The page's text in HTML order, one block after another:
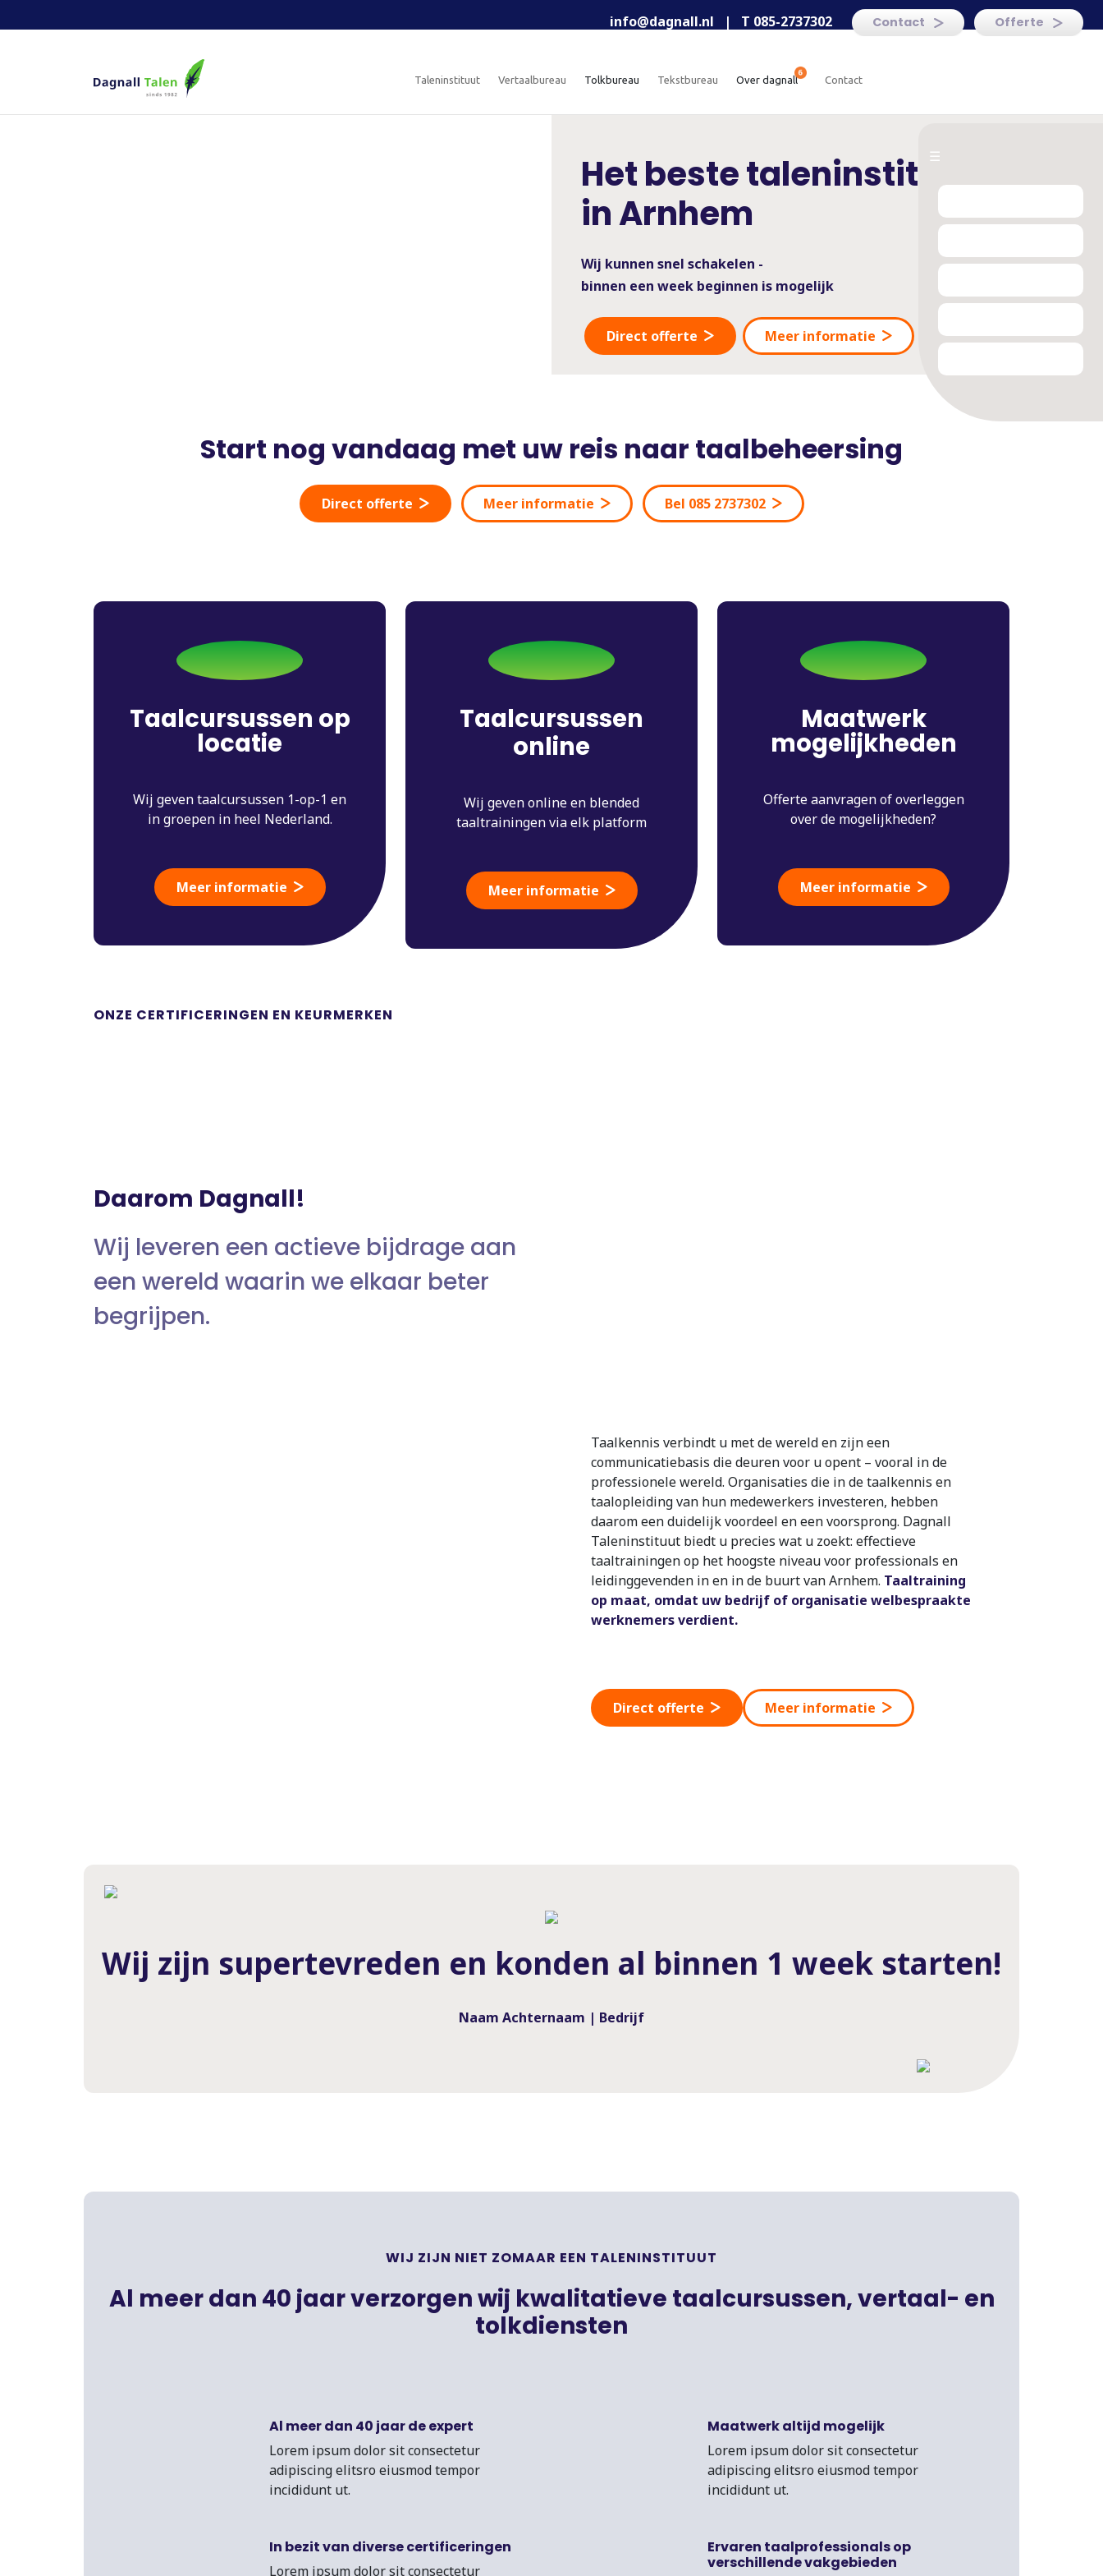
info@dagnall.nl | T 085-2737302 Contact Offerte
taleninstituut vertaalbureau tolkbureau tekstbureau over dagnall contact
Het beste taleninstituut
in Arnhem
Wij kunnen snel schakelen -
binnen een week beginnen is mogelijk
Direct offerte Meer informatie
Start nog vandaag met uw reis naar taalbeheersing
Direct offerte Meer informatie Bel 085 2737302
Taalcursussen op
locatie
Wij geven taalcursussen 1-op-1 en
in groepen in heel Nederland.
Meer informatie
Taalcursussen
online
Wij geven online en blended
taaltrainingen via elk platform
Meer informatie
Maatwerk
mogelijkheden
Offerte aanvragen of overleggen
over de mogelijkheden?
Meer informatie
ONZE CERTIFICERINGEN EN KEURMERKEN
Daarom Dagnall!
Wij leveren een actieve bijdrage aan
een wereld waarin we elkaar beter
begrijpen.
Taalkennis verbindt u met de wereld en zijn een
communicatiebasis die deuren voor u opent – vooral in de
professionele wereld. Organisaties die in de taalkennis en
taalopleiding van hun medewerkers investeren, hebben
daarom een duidelijk voordeel en een voorsprong. Dagnall
Taleninstituut biedt u precies wat u zoekt: effectieve
taaltrainingen op het hoogste niveau voor professionals en
leidinggevenden in en in de buurt van Arnhem. Taaltraining
op maat, omdat uw bedrijf of organisatie welbespraakte
werknemers verdient.
Direct offerte Meer informatie
Wij zijn supertevreden en konden al binnen 1 week starten!
Naam Achternaam | Bedrijf
WIJ ZIJN NIET ZOMAAR EEN TALENINSTITUUT
Al meer dan 40 jaar verzorgen wij kwalitatieve taalcursussen, vertaal- en
tolkdiensten
Al meer dan 40 jaar de expert
Lorem ipsum dolor sit consectetur
adipiscing elitsro eiusmod tempor
incididunt ut.
In bezit van diverse certificeringen
Lorem ipsum dolor sit consectetur
Maatwerk altijd mogelijk
Lorem ipsum dolor sit consectetur
adipiscing elitsro eiusmod tempor
incididunt ut.
Ervaren taalprofessionals op
verschillende vakgebieden
☰